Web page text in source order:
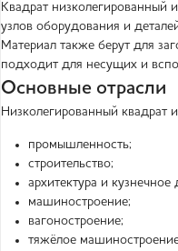
Квадрат низколегированный
узлов оборудования и
Материал также берут для
подходит для несущих и
Основные отрасли
Низколегированный квадрат
промышленность;
строительство;
архитектура и кузнечное
машиностроение;
вагоностроение;
тяжёлое